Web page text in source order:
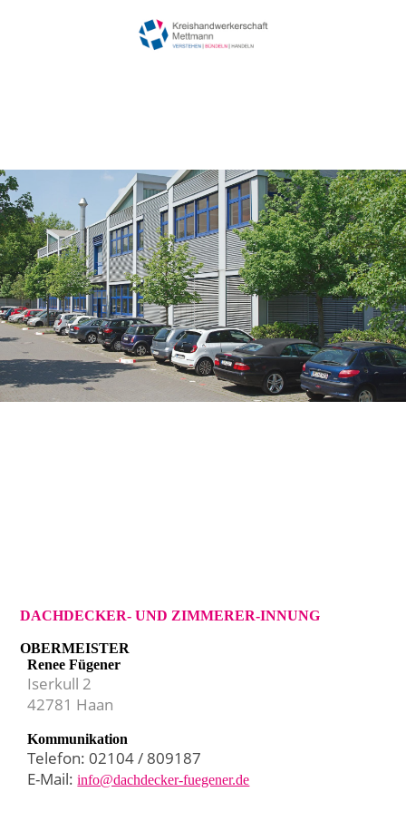
DACHDECKER- UND ZIMMERER-INNUNG
OBERMEISTER
Renee Fügener
Iserkull 2
42781 Haan
Kommunikation
Telefon:02104 / 809187
E-Mail:info@dachdecker-fuegener.de